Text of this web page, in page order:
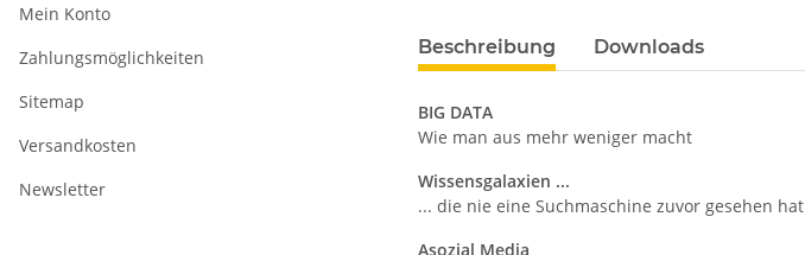
Beschreibung Downloads
BIG DATA
Wie man aus mehr weniger macht
Wissensgalaxien ...
... die nie eine Suchmaschine zuvor gesehen hat
Asozial Media
Mein Konto
Zahlungsmöglichkeiten
Sitemap
Versandkosten
Newsletter